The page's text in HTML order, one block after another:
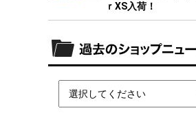
ｒXS入荷！